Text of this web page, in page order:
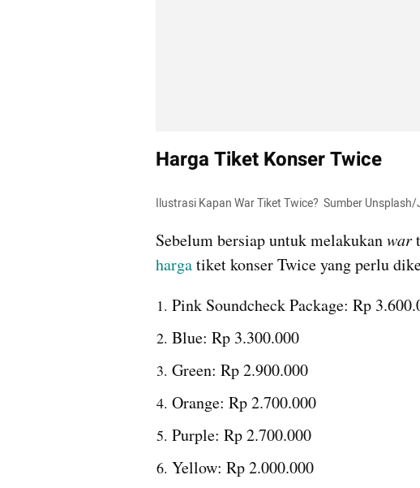
Harga Tiket Konser Twice
Ilustrasi Kapan War Tiket Twice?  Sumber
Sebelum bersiap untuk melakukan war
harga tiket konser Twice yang perlu
Pink Soundcheck Package: Rp
Blue: Rp 3.300.000
Green: Rp 2.900.000
Orange: Rp 2.700.000
Purple: Rp 2.700.000
Yellow: Rp 2.000.000